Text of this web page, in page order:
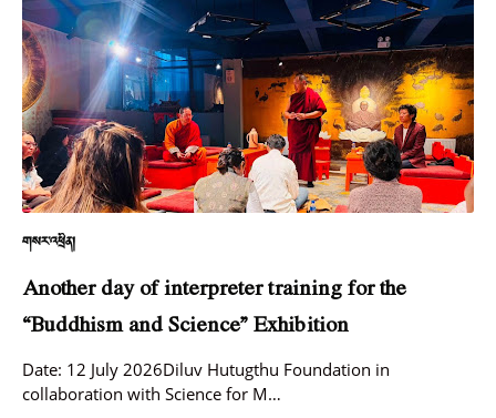
གསར་འཕྲིན།
Another day of interpreter training for the
“Buddhism and Science” Exhibition
Date: 12 July 2026Diluv Hutugthu Foundation in
collaboration with Science for M…